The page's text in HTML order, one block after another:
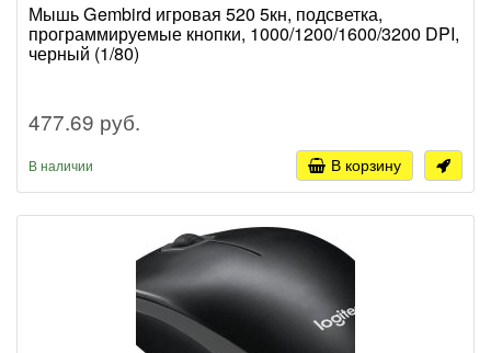
Мышь Gembird игровая 520 5кн, подсветка,
программируемые кнопки, 1000/1200/1600/3200 DPI,
черный (1/80)
477.69 руб.
В наличии В корзину